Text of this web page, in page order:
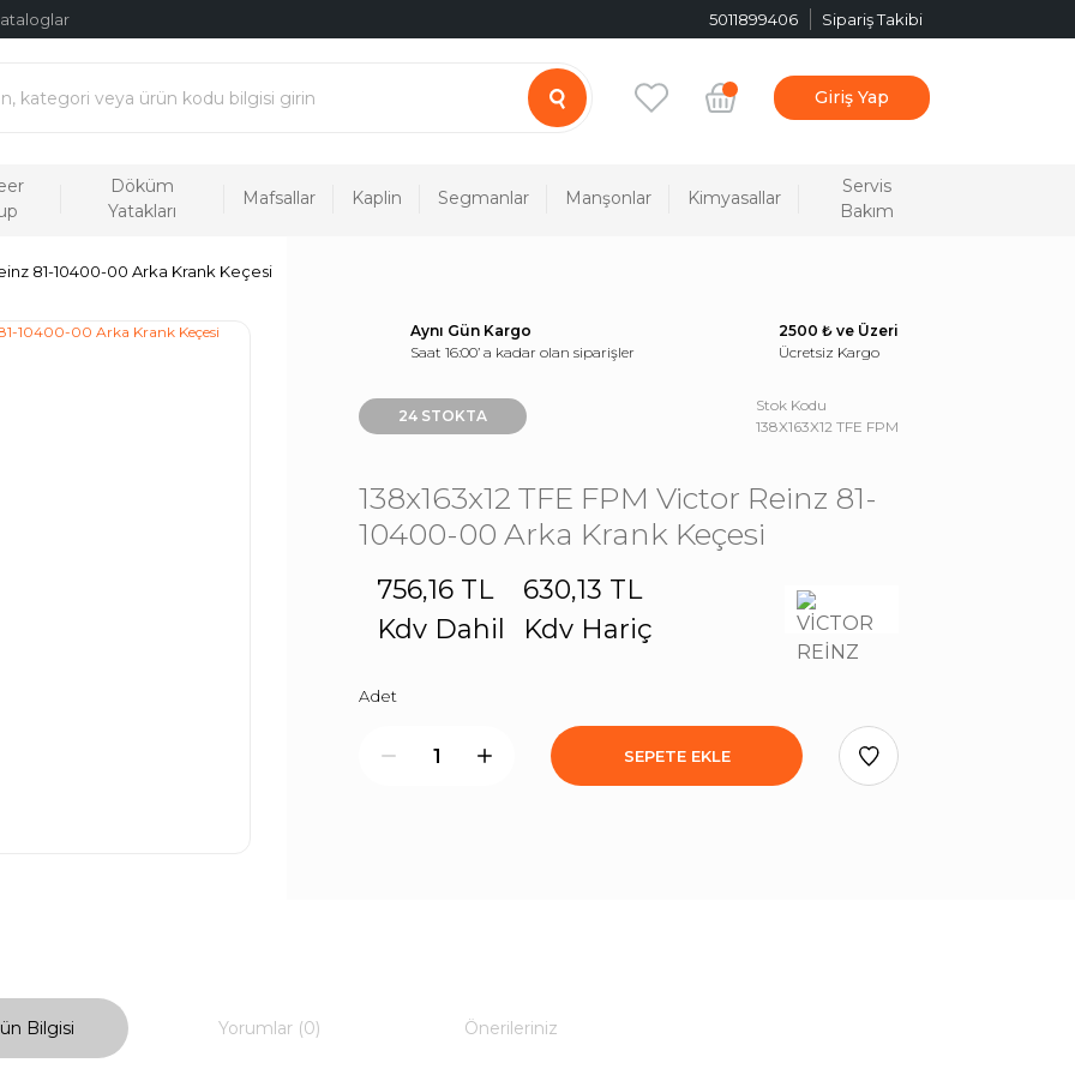
5011899406 Sipariş Takibi
Giriş Yap
Döküm
Yatakları
Mafsallar Kaplin Segmanlar Manşonlar Kimyasallar
Servis
Bakım
81-10400-00 Arka Krank Keçesi
Aynı Gün Kargo
Saat 16:00’ a kadar olan siparişler
2500 ₺ ve Üzeri
Ücretsiz Kargo
24 STOKTA
Stok Kodu
138X163X12 TFE FPM
138x163x12 TFE FPM Victor Reinz 81-
10400-00 Arka Krank Keçesi
756,16 TL
Kdv Dahil
630,13 TL
Kdv Hariç
Adet
SEPETE EKLE
Bilgisi Yorumlar (0) Önerileriniz